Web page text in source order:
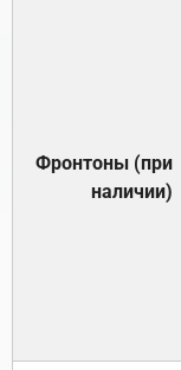
Фронтоны (при
наличии)